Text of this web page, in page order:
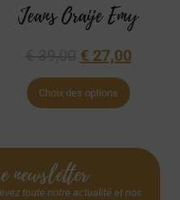
Jeans Oraije Emy
€27,00
Choix des options
newsletter
toute notre actualité et nos